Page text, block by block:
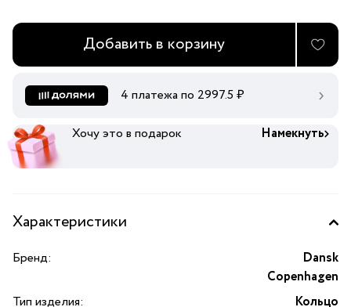
Добавить в корзину
4 платежа по 2997.5 ₽
Хочу это в подарок Намекнуть
Характеристики
Бренд:
Dansk
Copenhagen
Тип изделия:
Кольцо